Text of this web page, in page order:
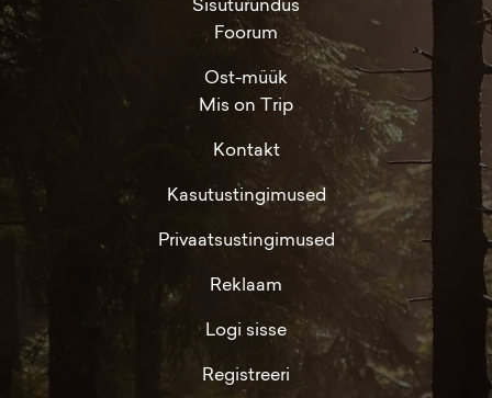
Foorum
Ost-müük
Mis on Trip
Kontakt
Kasutustingimused
Privaatsustingimused
Reklaam
Logi sisse
Registreeri